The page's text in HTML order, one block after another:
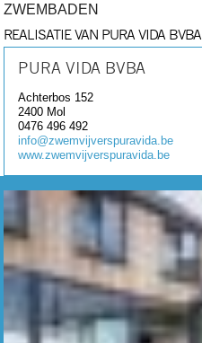
ZWEMBADEN
REALISATIE VAN PURA VIDA BVBA
PURA VIDA BVBA
Achterbos 152
2400 Mol
0476 496 492
info@zwemvijverspuravida.be
www.zwemvijverspuravida.be